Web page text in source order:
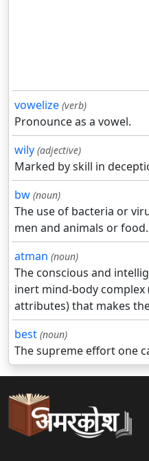
vowelize (verb)
Pronounce as a vowel.
wily (adjective)
Marked by skill in
bw (noun)
The use of bacteria or
men and animals or food.
atman (noun)
The conscious and
inert mind-body
attributes) that makes
best (noun)
The supreme effort one